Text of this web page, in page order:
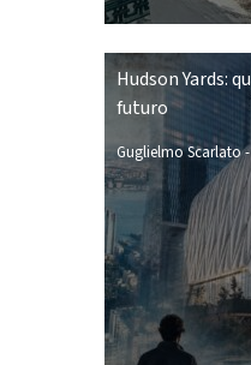
Hudson Yards:
futuro
Guglielmo Scarlato-